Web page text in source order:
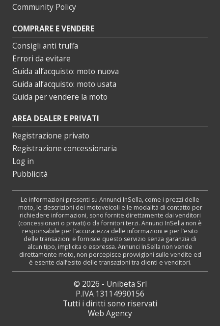
Community Policy
COMPRARE E VENDERE
Consigli anti truffa
Errori da evitare
Guida all’acquisto: moto nuova
Guida all’acquisto: moto usata
Guida per vendere la moto
AREA DEALER E PRIVATI
Registrazione privato
Registrazione concessionaria
Log in
Pubblicità
Le informazioni presenti su Annunci InSella, come i prezzi delle
moto, le descrizioni dei motoveicoli e le modalità di contatto per
richiedere informazioni, sono fornite direttamente dai venditori
(concessionari o privati) o da fornitori terzi. Annunci InSella non è
responsabile per l’accuratezza delle informazioni e per l’esito
delle transazioni e fornisce questo servizio senza garanzia di
alcun tipo, implicita o espressa. Annunci InSella non vende
direttamente moto, non percepisce provvigioni sulle vendite ed
è esente dall’esito delle transazioni tra clienti e venditori.
© 2026 - Unibeta Srl
P.IVA 13114990156
Tutti i diritti sono riservati
Web Agency